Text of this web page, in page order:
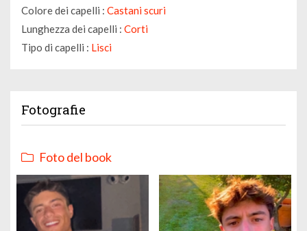
Colore dei capelli : Castani scuri
Lunghezza dei capelli : Corti
Tipo di capelli : Lisci
Fotografie
Foto del book